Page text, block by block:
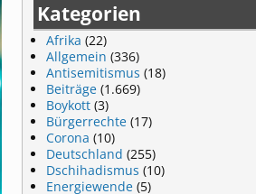
Kategorien
Afrika (22)
Allgemein (336)
Antisemitismus (18)
Beiträge (1.669)
Boykott (3)
Bürgerrechte (17)
Corona (10)
Deutschland (255)
Dschihadismus (10)
Energiewende (5)